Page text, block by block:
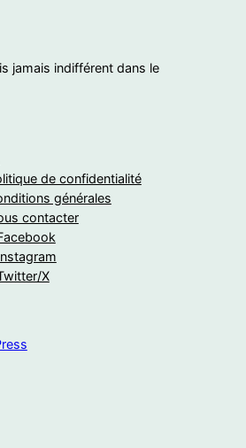
jamais indifférent dans le
de confidentialité
générales
contacter
X